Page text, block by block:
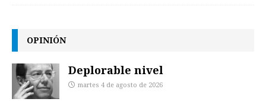
OPINIÓN
Deplorable nivel
martes 4 de agosto de 2026